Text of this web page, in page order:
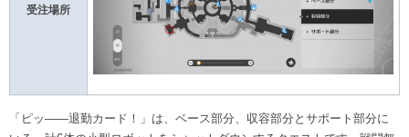
受注場所
「ピッ――退勤カード！」は、ベース部分、収容部分とサポート部分に